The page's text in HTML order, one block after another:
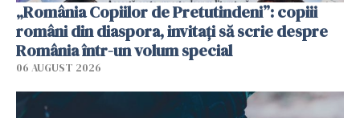
„România Copiilor de Pretutindeni”: copiii
români din diaspora, invitați să scrie despre
România într-un volum special
06 AUGUST 2026